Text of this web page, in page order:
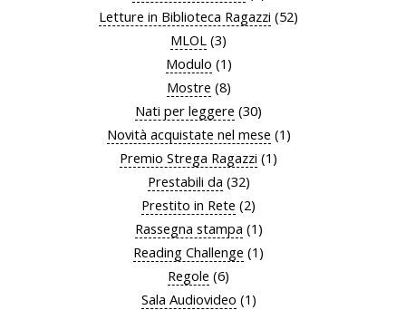
Letture in Biblioteca Ragazzi (52)
MLOL (3)
Modulo (1)
Mostre (8)
Nati per leggere (30)
Novità acquistate nel mese (1)
Premio Strega Ragazzi (1)
Prestabili da (32)
Prestito in Rete (2)
Rassegna stampa (1)
Reading Challenge (1)
Regole (6)
Sala Audiovideo (1)